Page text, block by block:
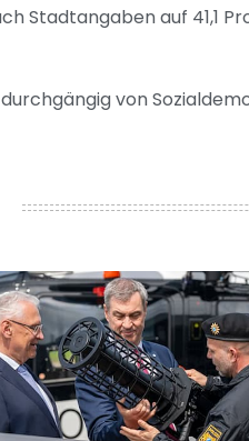
Stadtangaben auf 41,1
von